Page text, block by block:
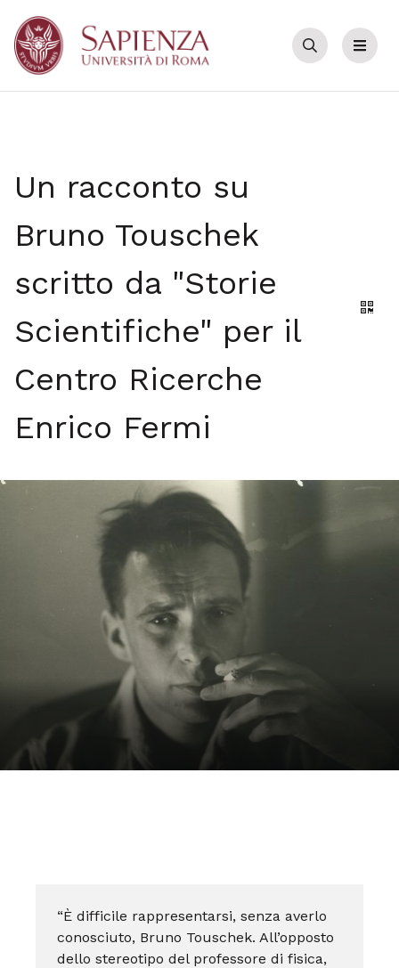
Cerca Menu
Un racconto su
Bruno Touschek
scritto da "Storie
Scientifiche" per il
Centro Ricerche
Enrico Fermi
“È difficile rappresentarsi, senza averlo
conosciuto, Bruno Touschek. All’opposto
dello stereotipo del professore di fisica,